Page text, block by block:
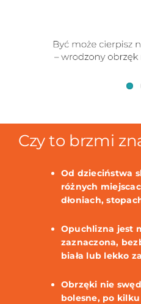
Czy to brzmi
Od dzieciństwa
różnych
dłoniach,
Opuchlizna jest
zaznaczona,
biała lub lekko
Obrzęki nie
bolesne, po